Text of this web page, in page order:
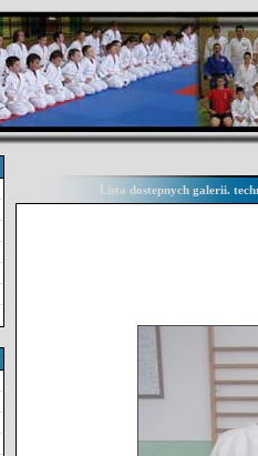
Lista dostepnych galerii.